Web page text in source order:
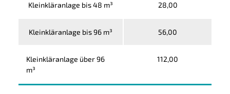
Kleinkläranlage bis 48 m³ 28,00
Kleinkläranlage bis 96 m³ 56,00
Kleinkläranlage über 96
m³
112,00